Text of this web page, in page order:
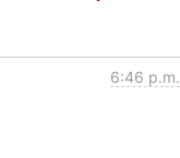
6:46 p.m.